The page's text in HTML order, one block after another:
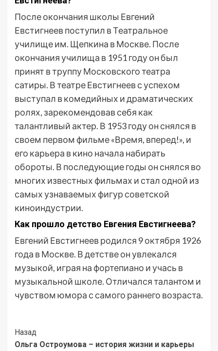
После окончания школы Евгений
Евстигнеев поступил в Театральное
училище им. Щепкина в Москве. После
окончания училища в 1951 году он был
принят в труппу Московского театра
сатиры. В театре Евстигнеев с успехом
выступал в комедийных и драматических
ролях, зарекомендовав себя как
талантливый актер. В 1953 году он снялся в
своем первом фильме «Время, вперед!», и
его карьера в кино начала набирать
обороты. В последующие годы он снялся во
многих известных фильмах и стал одной из
самых узнаваемых фигур советской
киноиндустрии.
Как прошло детство Евгения Евстигнеева?
Евгений Евстигнеев родился 9 октября 1926
года в Москве. В детстве он увлекался
музыкой, играя на фортепиано и учась в
музыкальной школе. Отличался талантом и
чувством юмора с самого раннего возраста.
Post
Назад
Ольга Остроумова – история жизни и карьеры